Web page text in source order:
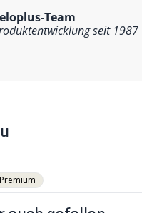
Team
seit 1987
Premium